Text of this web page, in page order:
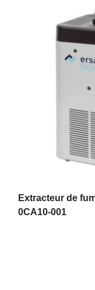
Extracteur de
0CA10-001